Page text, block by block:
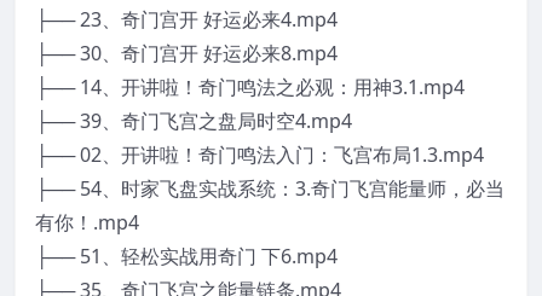
├── 23、奇门宫开 好运必来4.mp4
├── 30、奇门宫开 好运必来8.mp4
├── 14、开讲啦！奇门鸣法之必观：用神3.1.mp4
├── 39、奇门飞宫之盘局时空4.mp4
├── 02、开讲啦！奇门鸣法入门：飞宫布局1.3.mp4
├── 54、时家飞盘实战系统：3.奇门飞宫能量师，必当
有你！.mp4
├── 51、轻松实战用奇门 下6.mp4
├── 35、奇门飞宫之能量链条.mp4